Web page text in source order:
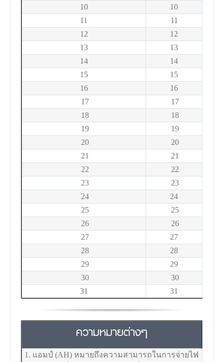
10
10
11
11
12
12
13
13
14
14
15
15
16
16
17
17
18
18
19
19
20
20
21
21
22
22
23
23
24
24
25
25
26
26
27
27
28
28
29
29
30
30
31
31
ความหมายต่างๆ
1. แอมป์ (AH) หมายถึงความสามารถในการจ่ายไฟ